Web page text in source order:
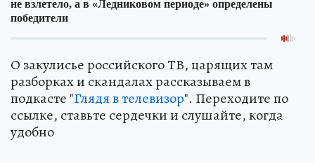
О закулисье российского ТВ, царящих там
разборках и скандалах рассказываем в
подкасте "Глядя в телевизор". Переходите по
ссылке, ставьте сердечки и слушайте, когда
удобно